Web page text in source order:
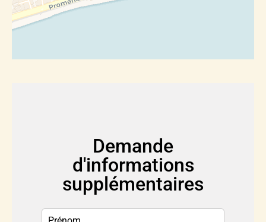
Demande
d'informations
supplémentaires